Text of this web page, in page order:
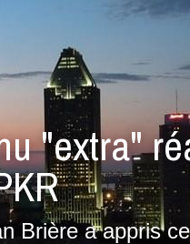
"extra"
Brière a appris